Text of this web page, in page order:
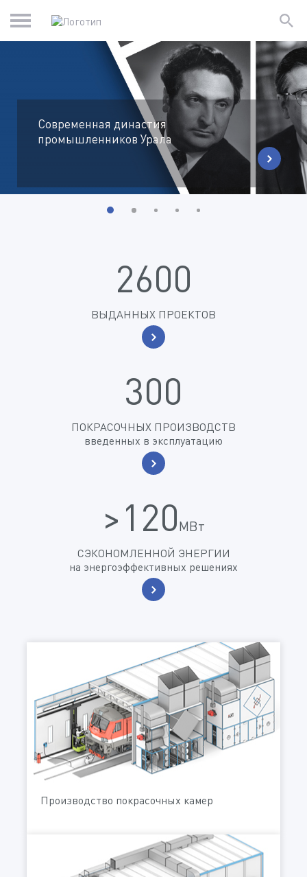
Современная династия
промышленников Урала
2600
ВЫДАННЫХ ПРОЕКТОВ
300
ПОКРАСОЧНЫХ ПРОИЗВОДСТВ
введенных в эксплуатацию
>120МВт
СЭКОНОМЛЕННОЙ ЭНЕРГИИ
на энергоэффективных решениях
Производство покрасочных камер